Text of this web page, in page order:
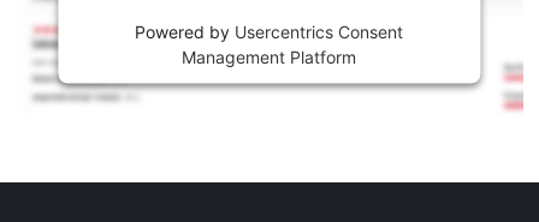
Powered by Usercentrics Consent
Management Platform